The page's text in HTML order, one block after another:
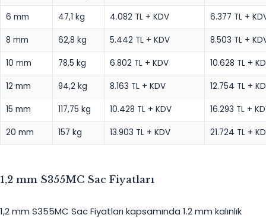
6 mm 47,1 kg 4.082 TL + KDV 6.377 TL +
8 mm 62,8 kg 5.442 TL + KDV 8.503 TL +
10 mm 78,5 kg 6.802 TL + KDV 10.628 TL +
12 mm 94,2 kg 8.163 TL + KDV 12.754 TL +
15 mm 117,75 kg 10.428 TL + KDV 16.293 TL +
20 mm 157 kg 13.903 TL + KDV 21.724 TL +
1,2 mm S355MC Sac Fiyatları
1,2 mm S355MC Sac Fiyatları kapsamında 1.2 mm kalınlık